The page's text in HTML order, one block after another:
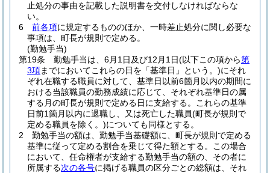
止処分の事由を記載した説明書を交付しなければならな
い。
6
前各項に規定するもののほか、一時差止処分に関し必要な
事項は、町長が規則で定める。
(勤勉手当)
第19条
勤勉手当は、6月1日及び12月1日(以下この項から第
3項までにおいてこれらの日を「基準日」という。)にそれ
ぞれ在職する職員に対して、基準日以前6箇月以内の期間に
おける当該職員の勤務成績に応じて、それぞれ基準日の属
する月の町長が規則で定める日に支給する。
これらの基準
日前1箇月以内に退職し、又は死亡した職員(町長が規則で
定める職員を除く。)についても同様とする。
2
勤勉手当の額は、勤勉手当基礎額に、町長が規則で定める
基準に従って定める割合を乗じて得た額とする。
この場合
において、任命権者が支給する勤勉手当の額の、その者に
所属する次の各号に掲げる職員の区分ごとの総額は、それ